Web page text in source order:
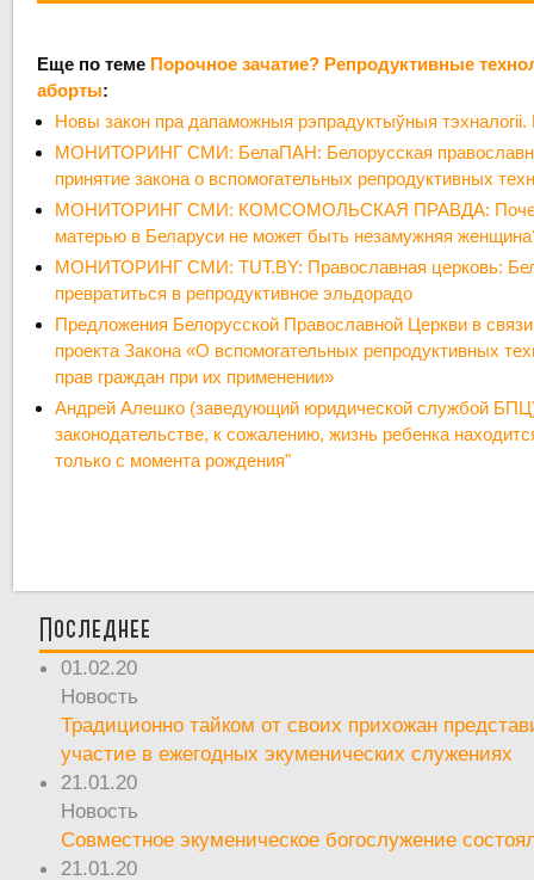
Еще по теме Порочное зачатие? Репродуктивные
аборты:
Новы закон пра дапаможныя рэпрадуктыўныя тэхналогіі.
МОНИТОРИНГ СМИ: БелаПАН: Белорусская
принятие закона о вспомогательных репродуктивных
МОНИТОРИНГ СМИ: КОМСОМОЛЬСКАЯ ПРАВДА:
матерью в Беларуси не может быть незамужняя
МОНИТОРИНГ СМИ: TUT.BY: Православная церковь:
превратиться в репродуктивное эльдорадо
Предложения Белорусской Православной Церкви в
проекта Закона «О вспомогательных репродуктивных
прав граждан при их применении»
Андрей Алешко (заведующий юридической службой
законодательстве, к сожалению, жизнь ребенка
только с момента рождения"
Последнее
01.02.20
Новость
Традиционно тайком от своих прихожан
участие в ежегодных экуменических служениях
21.01.20
Новость
Совместное экуменическое богослужение
21.01.20